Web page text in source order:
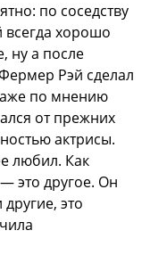
по соседству
хорошо
ну а после
Рэй сделал
по мнению
от прежних
актрисы.
любил. Как
это другое. Он
это